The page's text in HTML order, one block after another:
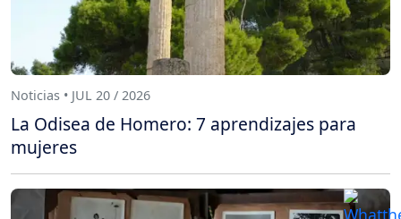
Noticias • JUL 20 / 2026
La Odisea de Homero: 7 aprendizajes para
mujeres